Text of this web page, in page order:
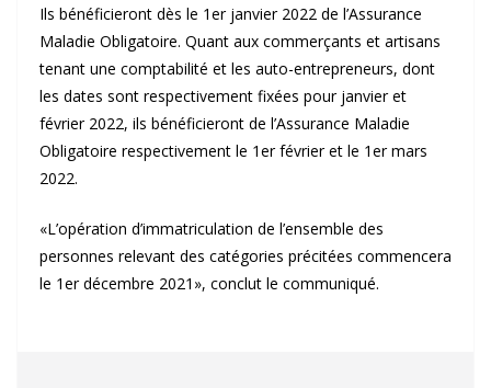
Ils bénéficieront dès le 1er janvier 2022 de l’Assurance
Maladie Obligatoire. Quant aux commerçants et artisans
tenant une comptabilité et les auto-entrepreneurs, dont
les dates sont respectivement fixées pour janvier et
février 2022, ils bénéficieront de l’Assurance Maladie
Obligatoire respectivement le 1er février et le 1er mars
2022.
«L’opération d’immatriculation de l’ensemble des
personnes relevant des catégories précitées commencera
le 1er décembre 2021», conclut le communiqué.